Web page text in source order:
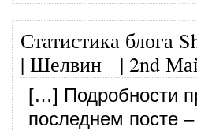
Статистика блога
| Шелвин|2nd
[…] Подробности
последнем посте